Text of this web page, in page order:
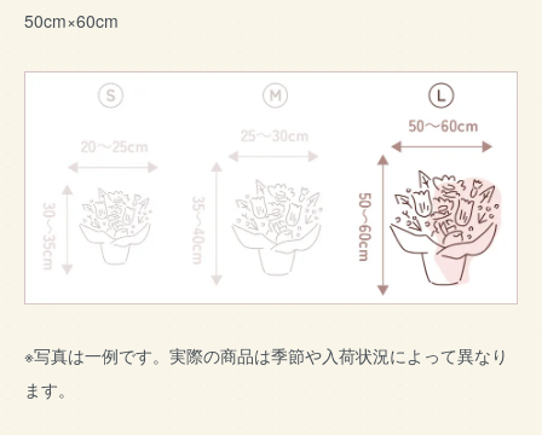
50cm×60cm
※写真は一例です。実際の商品は季節や入荷状況によって異なり
ます。